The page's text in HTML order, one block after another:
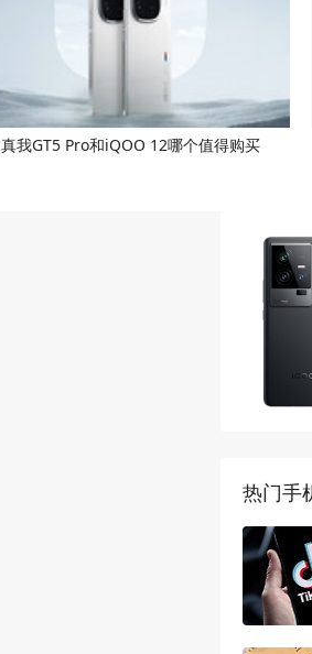
真我GT5 Pro和iQOO 12哪个值得购买
热门手